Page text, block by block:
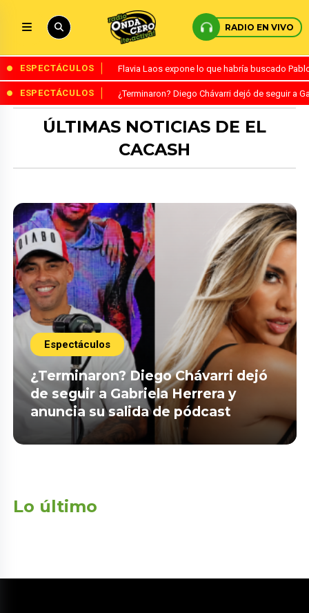
RADIO EN VIVO
ESPECTÁCULOS Flavia Laos expone lo que habría buscado
ESPECTÁCULOS ¿Terminaron? Diego Chávarri dejó de seguir a
ÚLTIMAS NOTICIAS DE EL
CACASH
Espectáculos
¿Terminaron? Diego Chávarri dejó
de seguir a Gabriela Herrera y
anuncia su salida de pódcast
Lo último